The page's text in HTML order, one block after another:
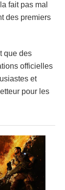
fait pas mal
des premiers
que des
officielles
et
pour les